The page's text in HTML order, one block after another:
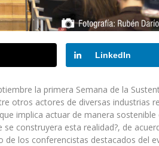
LinkedIn
la primera Semana de la
otros actores de diversas industrias
implica actuar de manera sostenible
construyera esta realidad?, de
de los conferencistas destacados del